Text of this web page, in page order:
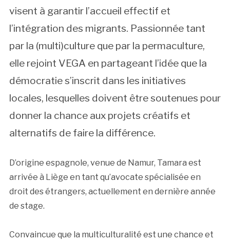
visent à garantir l’accueil effectif et
l’intégration des migrants. Passionnée tant
par la (multi)culture que par la permaculture,
elle rejoint VEGA en partageant l’idée que la
démocratie s’inscrit dans les initiatives
locales, lesquelles doivent être soutenues pour
donner la chance aux projets créatifs et
alternatifs de faire la différence.
D’origine espagnole, venue de Namur, Tamara est
arrivée à Liège en tant qu’avocate spécialisée en
droit des étrangers, actuellement en dernière année
de stage.
Convaincue que la multiculturalité est une chance et